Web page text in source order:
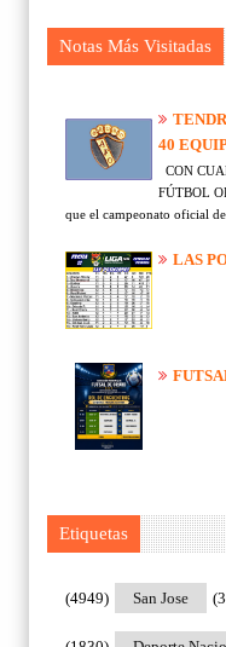
Notas Más Visitadas
40
CON
FÚTBOL
que el campeonato oficial
LAS
Etiquetas
San Jose
(4949)